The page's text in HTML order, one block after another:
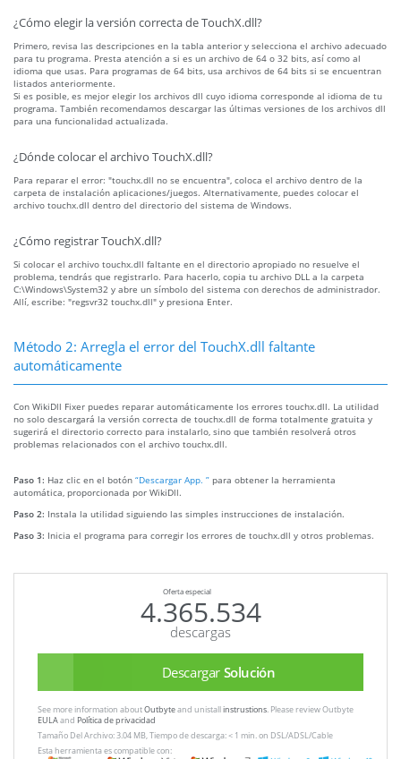
¿Cómo elegir la versión correcta de TouchX.dll?
Primero, revisa las descripciones en la tabla anterior y selecciona el archivo adecuado
para tu programa. Presta atención a si es un archivo de 64 o 32 bits, así como al
idioma que usas. Para programas de 64 bits, usa archivos de 64 bits si se encuentran
listados anteriormente.
Si es posible, es mejor elegir los archivos dll cuyo idioma corresponde al idioma de tu
programa. También recomendamos descargar las últimas versiones de los archivos dll
para una funcionalidad actualizada.
¿Dónde colocar el archivo TouchX.dll?
Para reparar el error: "touchx.dll no se encuentra", coloca el archivo dentro de la
carpeta de instalación aplicaciones/juegos. Alternativamente, puedes colocar el
archivo touchx.dll dentro del directorio del sistema de Windows.
¿Cómo registrar TouchX.dll?
Si colocar el archivo touchx.dll faltante en el directorio apropiado no resuelve el
problema, tendrás que registrarlo. Para hacerlo, copia tu archivo DLL a la carpeta
C:\Windows\System32 y abre un símbolo del sistema con derechos de administrador.
Allí, escribe: "regsvr32 touchx.dll" y presiona Enter.
Método 2: Arregla el error del TouchX.dll faltante
automáticamente
Con WikiDll Fixer puedes reparar automáticamente los errores touchx.dll. La utilidad
no solo descargará la versión correcta de touchx.dll de forma totalmente gratuita y
sugerirá el directorio correcto para instalarlo, sino que también resolverá otros
problemas relacionados con el archivo touchx.dll.
Paso 1: Haz clic en el botón “Descargar App. ” para obtener la herramienta
automática, proporcionada por WikiDll.
Paso 2: Instala la utilidad siguiendo las simples instrucciones de instalación.
Paso 3: Inicia el programa para corregir los errores de touchx.dll y otros problemas.
Oferta especial
4.365.534
descargas
Descargar Solución
See more information aboutOutbyteand unistallinstrustions. Please review Outbyte
EULAand Política de privacidad
Tamaño Del Archivo: 3.04 MB, Tiempo de descarga: < 1 min. on DSL/ADSL/Cable
Esta herramienta es compatible con: